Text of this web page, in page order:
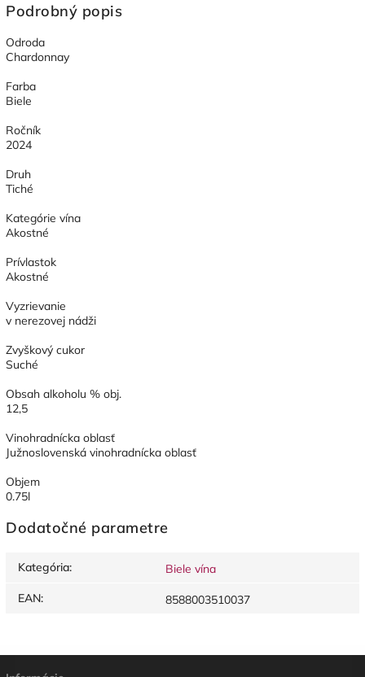
Podrobný popis
Odroda
Chardonnay
Farba
Biele
Ročník
2024
Druh
Tiché
Kategórie vína
Akostné
Prívlastok
Akostné
Vyzrievanie
v nerezovej nádži
Zvyškový cukor
Suché
Obsah alkoholu % obj.
12,5
Vinohradnícka oblasť
Južnoslovenská vinohradnícka oblasť
Objem
0.75l
Dodatočné parametre
Kategória:
Biele vína
EAN: 8588003510037